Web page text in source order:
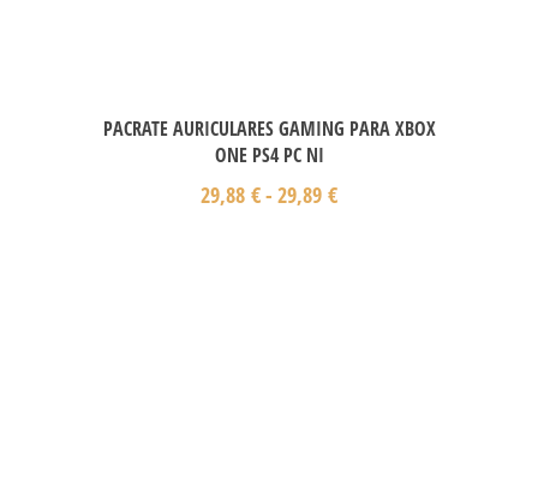
PACRATE AURICULARES GAMING PARA XBOX
ONE PS4 PC NI
29,88 €- 29,89 €